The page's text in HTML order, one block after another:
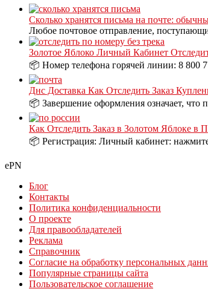
Сколько хранятся письма на почте:
Любое почтовое отправление,
Золотое Яблоко Личный Кабинет
📦 Номер телефона горячей линии: 8 800
Днс Доставка Как Отследить Заказ
📦 Завершение оформления означает, что
Как Отследить Заказ в Золотом Яблоке в
📦 Регистрация: Личный кабинет:
ePN
Блог
Контакты
Политика конфиденциальности
О проекте
Для правообладателей
Реклама
Справочник
Согласие на обработку персональных
Популярные страницы сайта
Пользовательское соглашение